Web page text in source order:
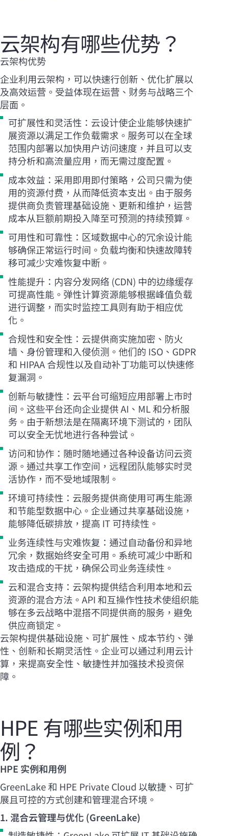
云架构有哪些优势？
云架构优势
企业利用云架构，可以快速行创新、优化扩展以
及高效运营。受益体现在运营、财务与战略三个
层面。
可扩展性和灵活性：云设计使企业能够快速扩
展资源以满足工作负载需求。服务可以在全球
范围内部署以加快用户访问速度，并且可以支
持分析和高流量应用，而无需过度配置。
成本效益：采用即用即付策略，公司只需为使
用的资源付费，从而降低资本支出。由于服务
提供商负责管理基础设施、更新和维护，运营
成本从巨额前期投入降至可预测的持续预算。
可用性和可靠性：区域数据中心的冗余设计能
够确保正常运行时间。负载均衡和快速故障转
移可减少灾难恢复中断。
性能提升：内容分发网络 (CDN) 中的边缘缓存
可提高性能。弹性计算资源能够根据峰值负载
进行调整，而实时监控工具则有助于相应优
化。
合规性和安全性：云提供商实施加密、防火
墙、身份管理和入侵侦测。他们的 ISO、GDPR
和 HIPAA 合规性以及自动补丁功能可以快速修
复漏洞。
创新与敏捷性：云平台可缩短应用部署上市时
间。这些平台还向企业提供 AI、ML 和分析服
务。由于新想法是在隔离环境下测试的，团队
可以安全无忧地进行各种尝试。
访问和协作：随时随地通过各种设备访问云资
源。通过共享工作空间，远程团队能够实时灵
活协作，而不受地域限制。
环境可持续性：云服务提供商使用可再生能源
和节能型数据中心。企业通过共享基础设施，
能够降低碳排放，提高 IT 可持续性。
业务连续性与灾难恢复：通过自动备份和异地
冗余，数据始终安全可用。系统可减少中断和
攻击造成的干扰，确保公司业务连续性。
云和混合支持：云架构提供结合利用本地和云
资源的混合方法。API 和互操作性技术使组织能
够在多云战略中混搭不同提供商的服务，避免
供应商锁定。
云架构提供基础设施、可扩展性、成本节约、弹
性、创新和长期灵活性。企业可以通过利用云计
算，来提高安全性、敏捷性并加强技术投资保
障。
HPE 有哪些实例和用
例？
HPE 实例和用例
GreenLake 和 HPE Private Cloud 以敏捷、可扩
展且可控的方式创建和管理混合环境。
1. 混合云管理与优化 (GreenLake)